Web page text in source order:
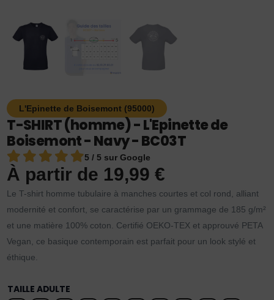
L'Epinette de Boisemont (95000)
T-SHIRT (homme) - L'Epinette de
Boisemont - Navy - BC03T
5 / 5 sur Google
À partir de 19,99€
Le T-shirt homme tubulaire à manches courtes et col rond, alliant
modernité et confort, se caractérise par un grammage de 185 g/m²
et une matière 100% coton. Certifié OEKO-TEX et approuvé PETA
Vegan, ce basique contemporain est parfait pour un look stylé et
éthique.
TAILLE ADULTE